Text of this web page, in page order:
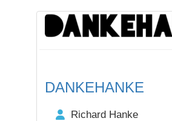
DANKEHANKE
Richard Hanke